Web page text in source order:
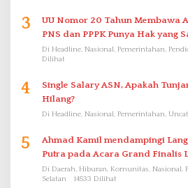
3
UU Nomor 20 Tahun Membawa
PNS dan PPPK Punya Hak yang
Di Headline, Nasional, Pemerintahan,
Dilihat
4
Single Salary ASN, Apakah
Hilang?
Di Headline, Nasional, Pemerintahan,
5
Ahmad Kamil mendampingi Langsung Dike Mandala
Putra pada Acara Grand Finalis
Proklamasi Mirip Bung Karno di
Di Daerah, Hiburan, Komunitas, Nasional,
Selatan
14533 Dilihat